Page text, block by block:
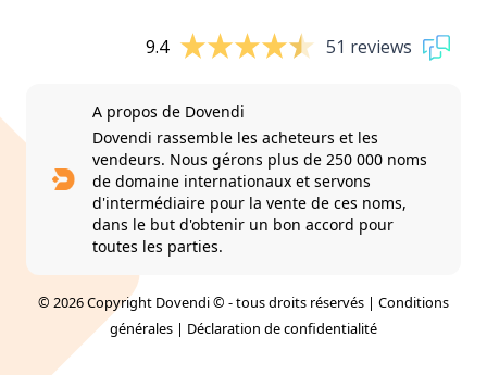
9.4 51 reviews
A propos de Dovendi
Dovendi rassemble les acheteurs et les
vendeurs. Nous gérons plus de 250 000 noms
de domaine internationaux et servons
d'intermédiaire pour la vente de ces noms,
dans le but d'obtenir un bon accord pour
toutes les parties.
© 2026 Copyright Dovendi © - tous droits réservés | Conditions
générales | Déclaration de confidentialité